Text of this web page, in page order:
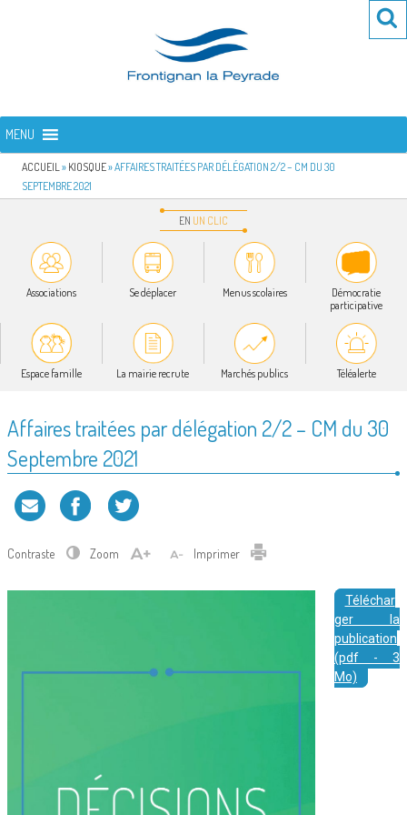
FRONTIGNAN LA PEYRADE
MENU
ACCUEIL » KIOSQUE»AFFAIRES TRAITÉES PAR DÉLÉGATION 2/2 – CM DU 30
SEPTEMBRE 2021
EN UN CLIC
Associations Se déplacer Menus scolaires
Démocratie
participative
Espace famille La mairie recrute Marchés publics Téléalerte
Affaires traitées par délégation 2/2 – CM du 30
Septembre 2021
Contraste Zoom Imprimer
Téléchar
ger la
publication
(pdf - 3
Mo)